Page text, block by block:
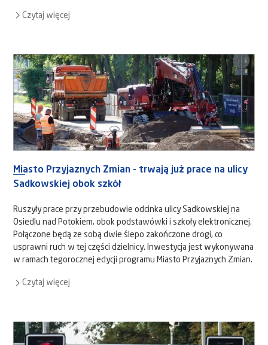
Czytaj więcej
Miasto Przyjaznych Zmian - trwają już prace na ulicy
Sadkowskiej obok szkół
Ruszyły prace przy przebudowie odcinka ulicy Sadkowskiej na
Osiedlu nad Potokiem, obok podstawówki i szkoły elektronicznej.
Połączone będą ze sobą dwie ślepo zakończone drogi, co
usprawni ruch w tej części dzielnicy. Inwestycja jest wykonywana
w ramach tegorocznej edycji programu Miasto Przyjaznych Zmian.
Czytaj więcej